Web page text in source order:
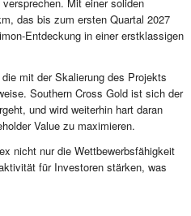
Mit einer soliden
das bis zum ersten Quartal 2027
Entdeckung in einer erstklassigen
mit der Skalierung des Projekts
Southern Cross Gold ist sich der
und wird weiterhin hart daran
Value zu maximieren.
nicht nur die Wettbewerbsfähigkeit
für Investoren stärken, was